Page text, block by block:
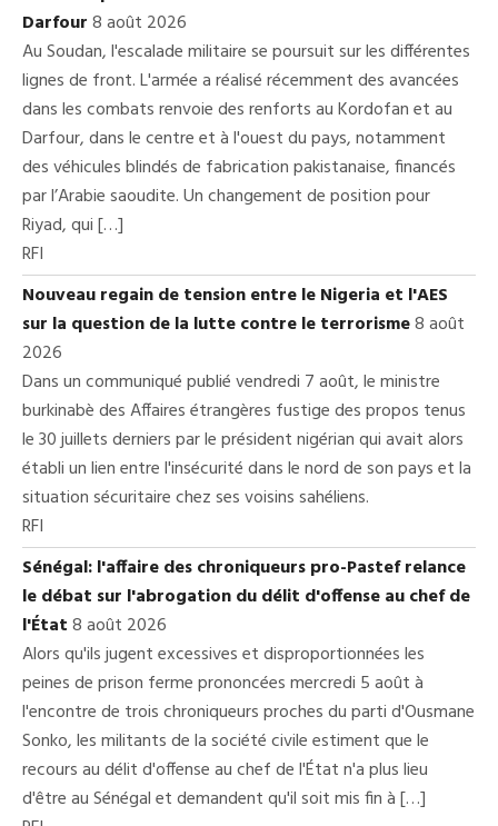
Darfour8 août 2026
Au Soudan, l'escalade militaire se poursuit sur les différentes
lignes de front. L'armée a réalisé récemment des avancées
dans les combats renvoie des renforts au Kordofan et au
Darfour, dans le centre et à l'ouest du pays, notamment
des véhicules blindés de fabrication pakistanaise, financés
par l’Arabie saoudite. Un changement de position pour
Riyad, qui […]
RFI
Nouveau regain de tension entre le Nigeria et l'AES
sur la question de la lutte contre le terrorisme8 août
2026
Dans un communiqué publié vendredi 7 août, le ministre
burkinabè des Affaires étrangères fustige des propos tenus
le 30 juillets derniers par le président nigérian qui avait alors
établi un lien entre l'insécurité dans le nord de son pays et la
situation sécuritaire chez ses voisins sahéliens.
RFI
Sénégal: l'affaire des chroniqueurs pro-Pastef relance
le débat sur l'abrogation du délit d'offense au chef de
l'État8 août 2026
Alors qu'ils jugent excessives et disproportionnées les
peines de prison ferme prononcées mercredi 5 août à
l'encontre de trois chroniqueurs proches du parti d'Ousmane
Sonko, les militants de la société civile estiment que le
recours au délit d'offense au chef de l'État n'a plus lieu
d'être au Sénégal et demandent qu'il soit mis fin à […]